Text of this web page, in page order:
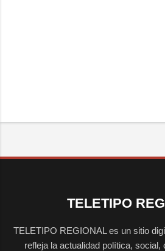
TELETIPO
TELETIPO REGIONAL es un sitio
refleja la actualidad política, social,